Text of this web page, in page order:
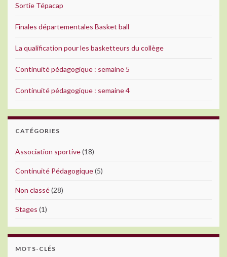
Sortie Tépacap
Finales départementales Basket ball
La qualification pour les basketteurs du collège
Continuité pédagogique : semaine 5
Continuité pédagogique : semaine 4
CATÉGORIES
Association sportive(18)
Continuité Pédagogique(5)
Non classé(28)
Stages (1)
MOTS-CLÉS